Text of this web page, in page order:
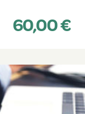
60,00 €